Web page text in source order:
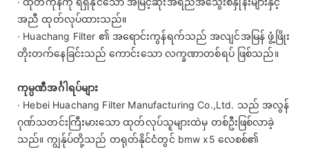
အညီ ထုတ်လုပ်ထားသည်။
· Huachang Filter ၏ အရောင်းကွန်ရက်သည် အလျင်အမြန် ဖွံ့ဖြိုး
တိုးတက်နေခြင်းသည် ကောင်းသော လက္ခဏာတစ်ရပ် ဖြစ်သည်။
ကုမ္ပဏီအင်္ဂါရပ်များ
· Hebei Huachang Filter Manufacturing Co.,Ltd. သည် အလွန်
ဂုဏ်သတင်းကြီးမားသော ထုတ်လုပ်သူများထဲမှ တစ်ဦးဖြစ်လာခဲ့
သည်။ ကျွန်ုပ်တို့သည် တရုတ်နိုင်ငံတွင် bmw x5 လေစစ်၏